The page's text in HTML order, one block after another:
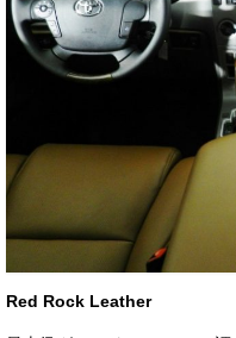
Red Rock Leather